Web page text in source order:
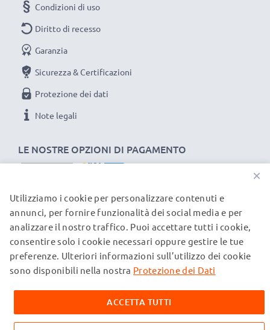
LE NOSTRE OPZIONI DI PAGAMENTO
Condizioni di uso
Diritto di recesso
Garanzia
Sicurezza & Certificazioni
Protezione dei dati
Note legali
I NOSTRI PARTNER DI SPEDIZIONE
© subtel.ch 2026
Tutti i prezzi sono comprensivi di IVA e al netto dei costi di
spedizione. Si prega di notare che tutti i marchi citati sono
menzionati sulle nostre pagine web esclusivamente per
fornire informazioni sui nostri prodotti.
×
Utilizziamo i cookie per personalizzare contenuti e
annunci, per fornire funzionalità dei social media e per
analizzare il nostro traffico. Puoi accettare tutti i cookie,
consentire solo i cookie necessari oppure gestire le tue
preferenze. Ulteriori informazioni sull’utilizzo dei cookie
sono disponibili nella nostra Protezione dei Dati
ACCETTA TUTTI